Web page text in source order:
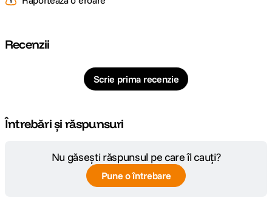
DETALII PRODUCATOR
Recenzii
Scrie prima recenzie
Întrebări și răspunsuri
Nu găsești răspunsul pe care îl cauți?
Pune o întrebare